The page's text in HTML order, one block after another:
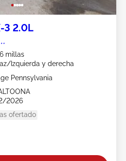
3 2.0L
millas
Izquierda y derecha
Pennsylvania
2026
ofertado